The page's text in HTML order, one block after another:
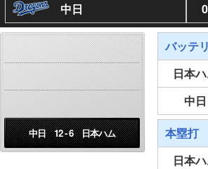
中日
0
中日 12 - 6 日本ハム
バッテ
日本
中日
本塁打
日本